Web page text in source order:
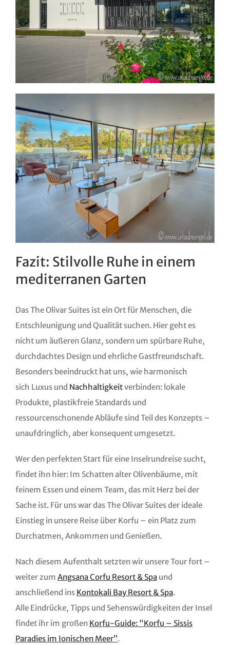
Fazit: Stilvolle Ruhe in einem
mediterranen Garten
Das The Olivar Suites ist ein Ort für Menschen, die
Entschleunigung und Qualität suchen. Hier geht es
nicht um äußeren Glanz, sondern um spürbare Ruhe,
durchdachtes Design und ehrliche Gastfreundschaft.
Besonders beeindruckt hat uns, wie harmonisch
sich Luxus und Nachhaltigkeitverbinden: lokale
Produkte, plastikfreie Standards und
ressourcenschonende Abläufe sind Teil des Konzepts –
unaufdringlich, aber konsequent umgesetzt.
Wer den perfekten Start für eine Inselrundreise sucht,
findet ihn hier: Im Schatten alter Olivenbäume, mit
feinem Essen und einem Team, das mit Herz bei der
Sache ist. Für uns war das The Olivar Suites der ideale
Einstieg in unsere Reise über Korfu – ein Platz zum
Durchatmen, Ankommen und Genießen.
Nach diesem Aufenthalt setzten wir unsere Tour fort –
weiter zum Angsana Corfu Resort & Spaund
anschließend ins Kontokali Bay Resort & Spa.
Alle Eindrücke, Tipps und Sehenswürdigkeiten der Insel
findet ihr im großen Korfu-Guide: “Korfu – Sissis
Paradies im Ionischen Meer”.